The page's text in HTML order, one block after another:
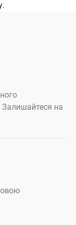
Залишайтеся на